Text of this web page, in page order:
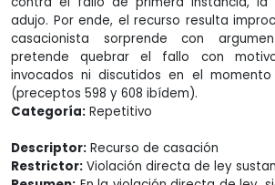
adujo. Por ende, el recurso resulta
casacionista sorprende con
pretende quebrar el fallo con
invocados ni discutidos en el
(preceptos 598 y 608 ibídem).
Categoría: Repetitivo
Descriptor: Recurso de casación
Restrictor: Violación directa de ley